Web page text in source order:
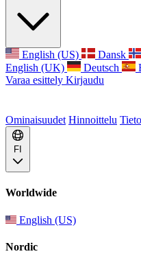
English (US) Dansk
English (UK)
Deutsch
Varaa esittely Kirjaudu
Ominaisuudet Hinnoittelu
FI
Worldwide
English (US)
Nordic